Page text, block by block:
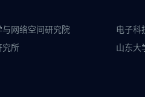
网络空间研究院
电子科
究所
山东大